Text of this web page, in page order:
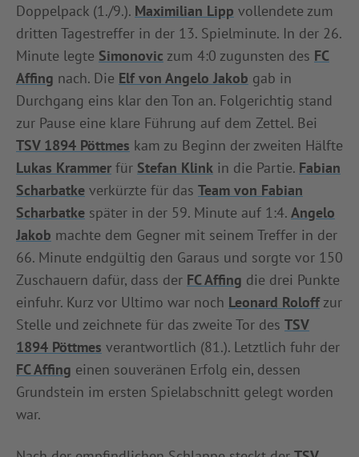
Doppelpack (1./9.). Maximilian Lipp vollendete zum
dritten Tagestreffer in der 13. Spielminute. In der 26.
Minute legte Simonovic zum 4:0 zugunsten des FC
Affing nach. Die Elf von Angelo Jakob gab in
Durchgang eins klar den Ton an. Folgerichtig stand
zur Pause eine klare Führung auf dem Zettel. Bei
TSV 1894 Pöttmes kam zu Beginn der zweiten Hälfte
Lukas Krammer für Stefan Klink in die Partie. Fabian
Scharbatke verkürzte für das Team von Fabian
Scharbatke später in der 59. Minute auf 1:4. Angelo
Jakob machte dem Gegner mit seinem Treffer in der
66. Minute endgültig den Garaus und sorgte vor 150
Zuschauern dafür, dass der FC Affing die drei Punkte
einfuhr. Kurz vor Ultimo war noch Leonard Roloffzur
Stelle und zeichnete für das zweite Tor des TSV
1894 Pöttmes verantwortlich (81.). Letztlich fuhr der
FC Affing einen souveränen Erfolg ein, dessen
Grundstein im ersten Spielabschnitt gelegt worden
war.